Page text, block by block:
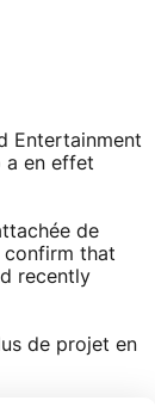
Entertainment
a en effet
de
confirm that
recently
de projet en